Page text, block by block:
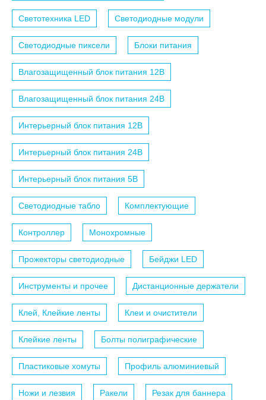
Светотехника LED Светодиодные модули
Светодиодные пиксели Блоки питания
Влагозащищенный блок питания 12B
Влагозащищенный блок питания 24B
Интерьерный блок питания 12B
Интерьерный блок питания 24B
Интерьерный блок питания 5B
Светодиодные табло Комплектующие
Контроллер Монохромные
Прожекторы светодиодные Бейджи LED
Инструменты и прочее Дистанционные держатели
Клей, Клейкие ленты Клеи и очистители
Клейкие ленты Болты полиграфические
Пластиковые хомуты Профиль алюминиевый
Ножи и лезвия Ракели Резак для баннера